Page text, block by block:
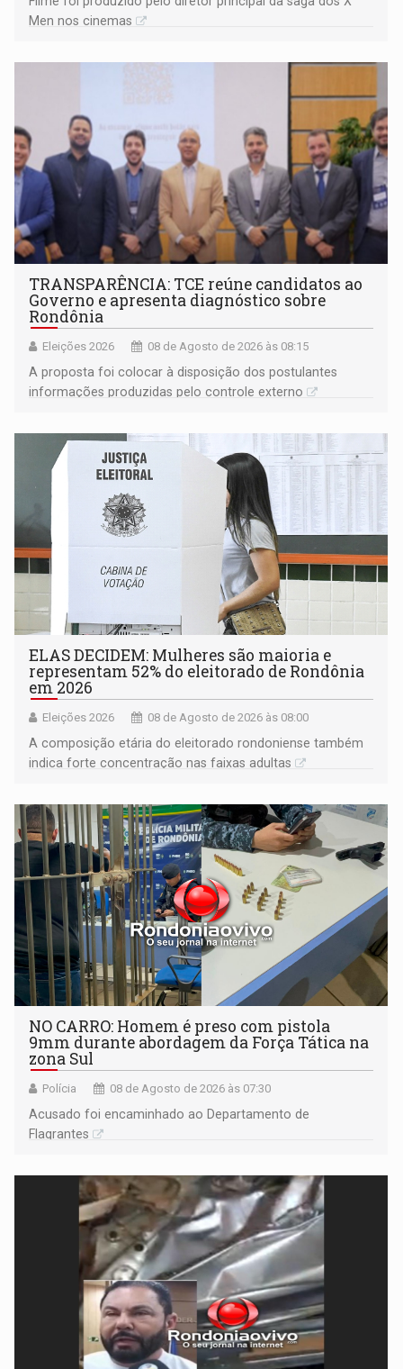
Men nos cinemas
TRANSPARÊNCIA: TCE reúne candidatos ao
Governo e apresenta diagnóstico sobre
Rondônia
Eleições 2026 08 de Agosto de 2026 às 08:15
A proposta foi colocar à disposição dos postulantes
informações produzidas pelo controle externo
ELAS DECIDEM: Mulheres são maioria e
representam 52% do eleitorado de Rondônia
em 2026
Eleições 2026 08 de Agosto de 2026 às 08:00
A composição etária do eleitorado rondoniense também
indica forte concentração nas faixas adultas
NO CARRO: Homem é preso com pistola
9mm durante abordagem da Força Tática na
zona Sul
Polícia 08 de Agosto de 2026 às 07:30
Acusado foi encaminhado ao Departamento de
Flagrantes